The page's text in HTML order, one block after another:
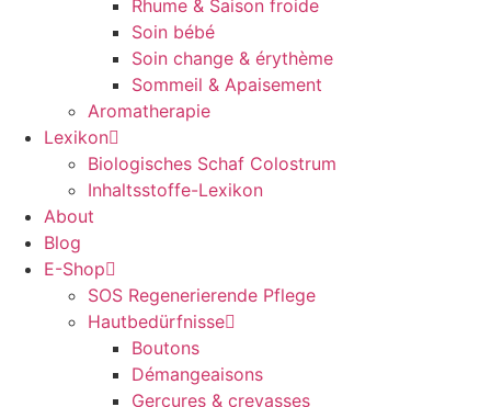
Rhume & Saison froide
Soin bébé
Soin change & érythème
Sommeil & Apaisement
Aromatherapie
Lexikon
Biologisches Schaf Colostrum
Inhaltsstoffe-Lexikon
About
Blog
E-Shop
SOS Regenerierende Pflege
Hautbedürfnisse
Boutons
Démangeaisons
Gerçures & crevasses